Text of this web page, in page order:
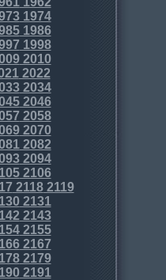
1974
1986
1998
2010
2022
2034
2046
2058
2070
2082
2094
2106
21182119
2131
2143
2155
2167
2179
2191